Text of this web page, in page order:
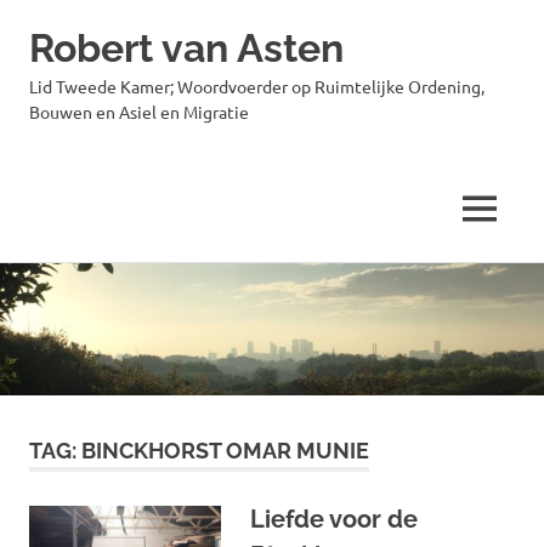
Ga
naar
de
inhoud
Robert van Asten
Lid Tweede Kamer; Woordvoerder op Ruimtelijke Ordening,
Bouwen en Asiel en Migratie
MENU
TAG: BINCKHORST OMAR MUNIE
Liefde voor de